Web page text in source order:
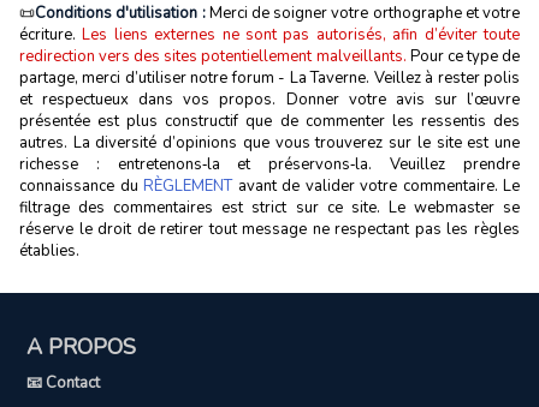
📜Conditions d'utilisation :Merci de soigner votre orthographe et votre
écriture.Les liens externes ne sont pas autorisés, afin d’éviter toute
redirection vers des sites potentiellement malveillants. Pour ce type de
partage, merci d’utiliser notre forum - La Taverne. Veillez à rester polis
et respectueux dans vos propos. Donner votre avis sur l’œuvre
présentée est plus constructif que de commenter les ressentis des
autres. La diversité d’opinions que vous trouverez sur le site est une
richesse : entretenons‑la et préservons‑la. Veuillez prendre
connaissance du RÈGLEMENTavant de valider votre commentaire. Le
filtrage des commentaires est strict sur ce site. Le webmaster se
réserve le droit de retirer tout message ne respectant pas les règles
établies.
A PROPOS
📧 Contact